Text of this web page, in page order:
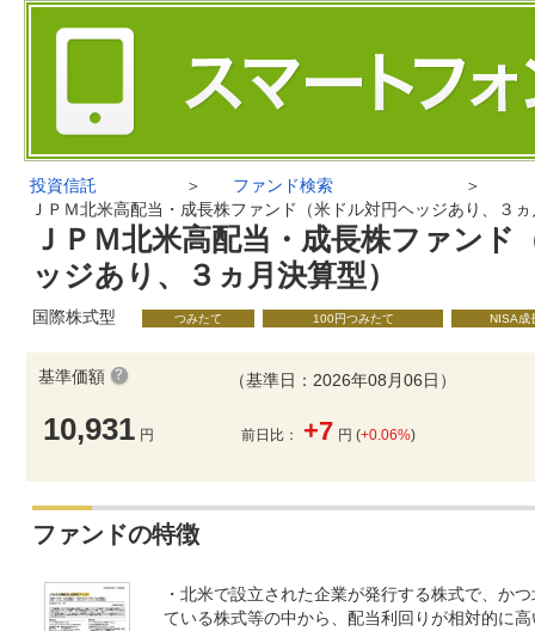
投資信託 ＞ ファンド検索
＞
ＪＰＭ北米高配当・成長株ファンド（米ドル対円ヘッジあり、３
ＪＰＭ北米高配当・成長株ファンド
ッジあり、３ヵ月決算型）
国際株式型 つみたて 100円つみたて NISA成
基準価額
10,931 円
（基準日：2026年08月06日）
前日比： +7 円 (+0.06%)
ファンドの特徴
・北米で設立された企業が発行する株式で、か
ている株式等の中から、配当利回りが相対的に